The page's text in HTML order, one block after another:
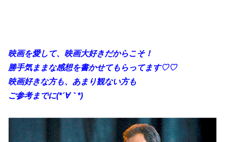
映画を愛して、映画大好きだからこそ！
勝手気ままな感想を書かせてもらってます♡♡
映画好きな方も、あまり観ない方も
ご参考までに(*´∀｀*)